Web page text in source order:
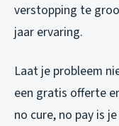
verstopping te
jaar ervaring.
Laat je probleem
een gratis offerte
no cure, no pay is